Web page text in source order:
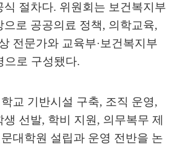
식 절차다. 위원회는 보건복지부
으로 공공의료 정책, 의학교육,
전문가와 교육부·보건복지부
으로 구성됐다.
교 기반시설 구축, 조직 운영,
생 선발, 학비 지원 , 의무복무 제
대학원 설립과 운영 전반을 논